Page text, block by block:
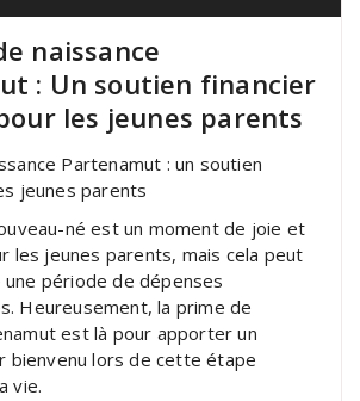
naissance
: Un soutien financier
les jeunes parents
Partenamut : un soutien
jeunes parents
né est un moment de joie et
les jeunes parents, mais cela peut
période de dépenses
Heureusement, la prime de
est là pour apporter un
bienvenu lors de cette étape
vie.